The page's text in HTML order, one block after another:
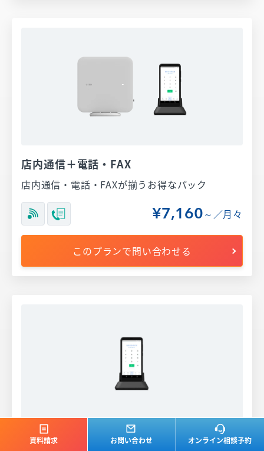
店内通信＋電話・FAX
店内通信・電話・FAXが揃うお得なパック
¥7,160～／月々
このプランで問い合わせる
電話・FAX
資料請求 お問い合わせ オンライン相談予約